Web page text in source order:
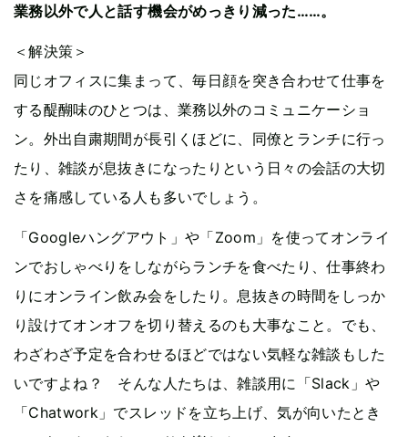
業務以外で人と話す機会がめっきり減った……。
＜解決策＞
同じオフィスに集まって、毎日顔を突き合わせて仕事を
する醍醐味のひとつは、業務以外のコミュニケーショ
ン。外出自粛期間が長引くほどに、同僚とランチに行っ
たり、雑談が息抜きになったりという日々の会話の大切
さを痛感している人も多いでしょう。
「Googleハングアウト」や「Zoom」を使ってオンライ
ンでおしゃべりをしながらランチを食べたり、仕事終わ
りにオンライン飲み会をしたり。息抜きの時間をしっか
り設けてオンオフを切り替えるのも大事なこと。でも、
わざわざ予定を合わせるほどではない気軽な雑談もした
いですよね？ そんな人たちは、雑談用に「Slack」や
「Chatwork」でスレッドを立ち上げ、気が向いたとき